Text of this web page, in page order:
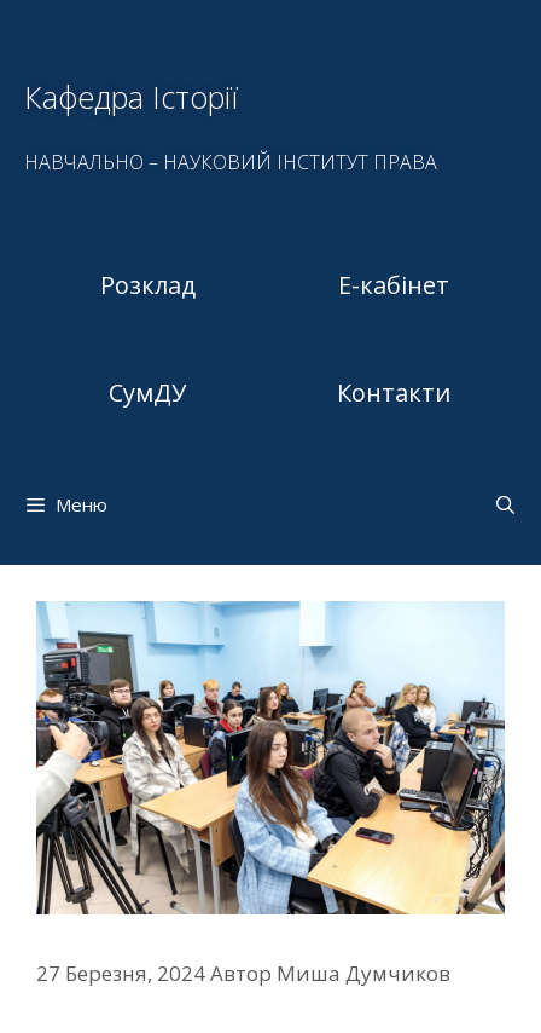
Кафедра Історії
НАВЧАЛЬНО – НАУКОВИЙ ІНСТИТУТ ПРАВА
Розклад Е-кабінет
СумДУ Контакти
Меню
27 Березня, 2024Автор Миша Думчиков